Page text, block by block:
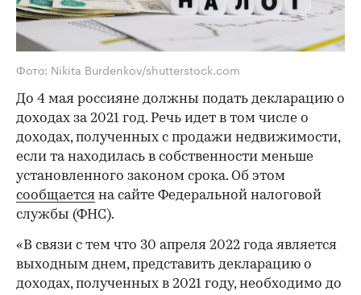
Фото: Nikita Burdenkov/shutterstock.com
До 4 мая россияне должны подать декларацию о
доходах за 2021 год. Речь идет в том числе о
доходах, полученных с продажи недвижимости,
если та находилась в собственности меньше
установленного законом срока. Об этом
сообщается на сайте Федеральной налоговой
службы (ФНС).
«В связи с тем что 30 апреля 2022 года является
выходным днем, представить декларацию о
доходах, полученных в 2021 году, необходимо до